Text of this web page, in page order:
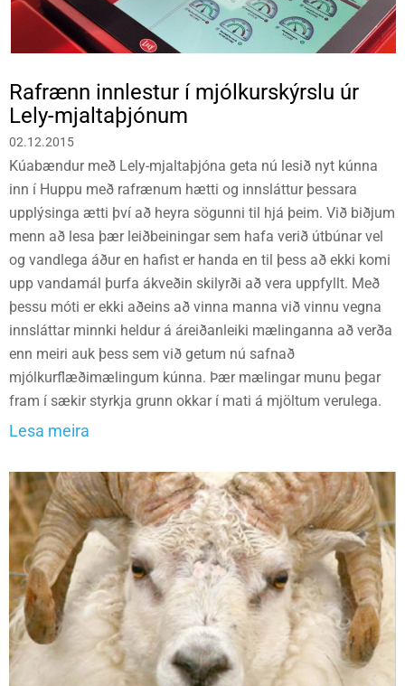
Rafrænn innlestur í mjólkurskýrslu úr
Lely-mjaltaþjónum
02.12.2015
Kúabændur með Lely-mjaltaþjóna geta nú lesið nyt kúnna
inn í Huppu með rafrænum hætti og innsláttur þessara
upplýsinga ætti því að heyra sögunni til hjá þeim. Við biðjum
menn að lesa þær leiðbeiningar sem hafa verið útbúnar vel
og vandlega áður en hafist er handa en til þess að ekki komi
upp vandamál þurfa ákveðin skilyrði að vera uppfyllt. Með
þessu móti er ekki aðeins að vinna manna við vinnu vegna
innsláttar minnki heldur á áreiðanleiki mælinganna að verða
enn meiri auk þess sem við getum nú safnað
mjólkurflæðimælingum kúnna. Þær mælingar munu þegar
fram í sækir styrkja grunn okkar í mati á mjöltum verulega.
Lesa meira